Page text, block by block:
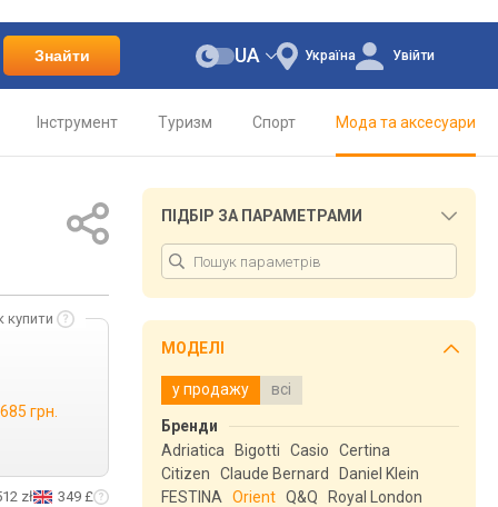
Знайти Україна
UA Увійти
Інструмент Туризм Спорт Мода та аксесуари
купити
грн.
zł 349 £
ПІДБІР ЗА ПАРАМЕТРАМИ
МОДЕЛІ
у продажу всі
Бренди
Adriatica
Bigotti Casio
Certina
Citizen
Claude Bernard
Daniel Klein
FESTINA
Orient Q&Q
Royal London